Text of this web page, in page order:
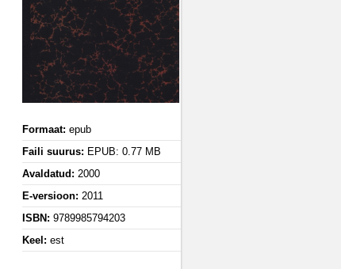
Formaat: epub
Faili suurus: EPUB: 0.77 MB
Avaldatud: 2000
E-versioon: 2011
ISBN: 9789985794203
Keel: est